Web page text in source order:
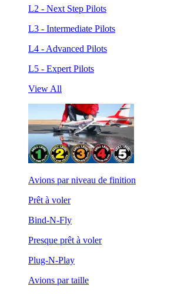
L2 - Next Step Pilots
L3 - Intermediate Pilots
L4 - Advanced Pilots
L5 - Expert Pilots
View All
Avions par niveau de finition
Prêt à voler
Bind-N-Fly
Presque prêt à voler
Plug-N-Play
Avions par taille